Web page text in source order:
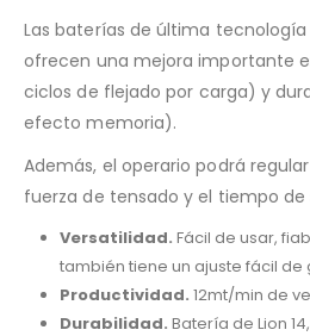
Las baterías de última tecnología
ofrecen una mejora importante
ciclos de flejado por carga) y
efecto memoria).
Además, el operario podrá
fuerza de tensado y el tiempo de
Versatilidad. Fácil de usar,
también tiene un ajuste fácil de
Productividad. 12mt/min de
Durabilidad. Batería de Lion